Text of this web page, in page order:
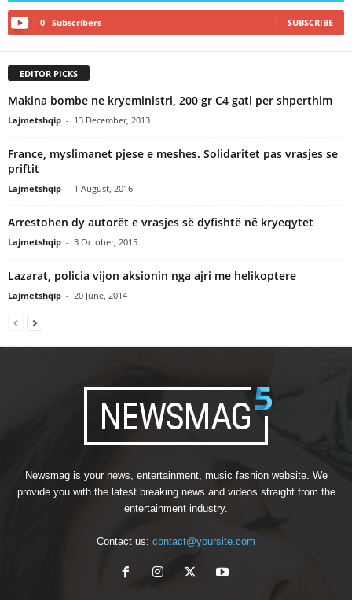
0 Subscribers SUBSCRIBE
EDITOR PICKS
Makina bombe ne kryeministri, 200 gr C4 gati per shperthim
Lajmetshqip - 13 December, 2013
France, myslimanet pjese e meshes. Solidaritet pas vrasjes se
priftit
Lajmetshqip - 1 August, 2016
Arrestohen dy autorët e vrasjes së dyfishtë në kryeqytet
Lajmetshqip - 3 October, 2015
Lazarat, policia vijon aksionin nga ajri me helikoptere
Lajmetshqip - 20 June, 2014
Newsmag is your news, entertainment, music fashion website. We
provide you with the latest breaking news and videos straight from the
entertainment industry.
Contact us: contact@yoursite.com